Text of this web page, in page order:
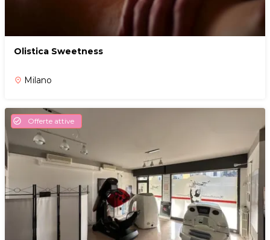
Olistica Sweetness
place Milano
check_circle Offerte attive